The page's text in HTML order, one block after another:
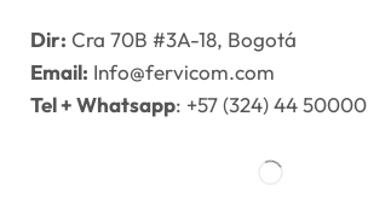
Dir: Cra 70B #3A-18, Bogotá
Email: Info@fervicom.com
Tel + Whatsapp: +57 (324) 44 50000